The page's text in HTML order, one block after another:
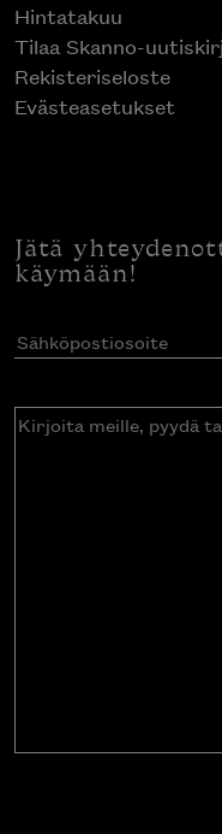
Hintatakuu
Tilaa Skanno-
Rekisteriseloste
Evästeasetukset
Jätä
käymään!
Sähköpostiosoite
Kirjoita